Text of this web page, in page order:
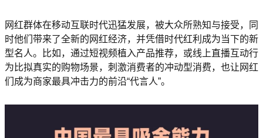
网红群体在移动互联时代迅猛发展，被大众所熟知与接受，同
时他们带来了全新的网红经济，并凭借时代红利成为当下的新
型名人。比如，通过短视频植入产品推荐，或线上直播互动行
为比拟真实的购物场景，刺激消费者的冲动型消费，也让网红
们成为商家最具冲击力的前沿“代言人”。